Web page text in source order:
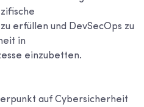
erfüllen und DevSecOps zu
in
einzubetten.
auf Cybersicherheit